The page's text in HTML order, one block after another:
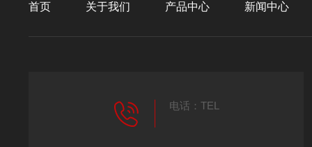
首页 关于我们 产品中心 新闻中心
电话：TEL